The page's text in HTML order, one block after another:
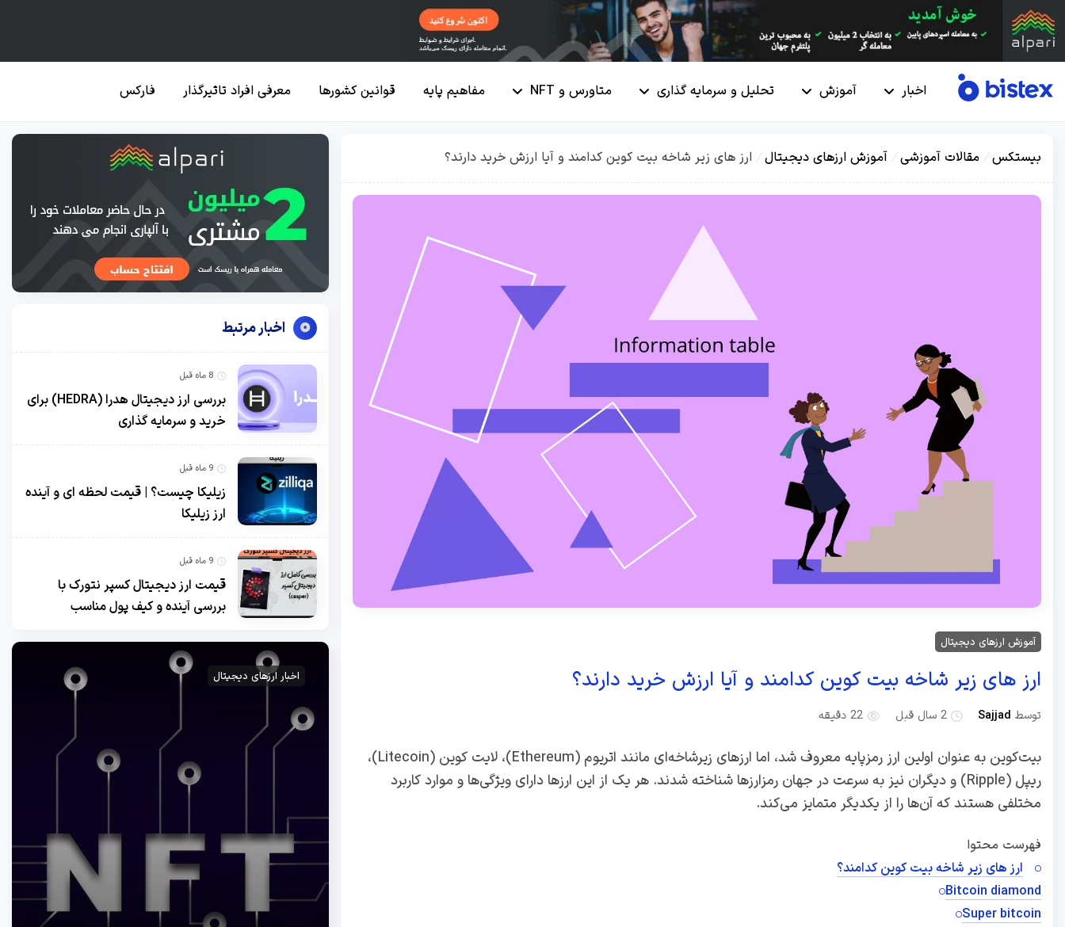
اخبار آموزش تحلیل و سرمایه گذاری متاورس و NFT مفاهیم پایه قوانین کشورها معرفی افراد تاثیرگذار فارکس
بیستکس مقالات آموزشی آموزش ارزهای دیجیتال ارز های زیر شاخه بیت کوین کدامند و آیا ارزش خرید دارند؟
آموزش ارزهای دیجیتال
ارز های زیر شاخه بیت کوین کدامند و آیا ارزش خرید دارند؟
توسط Sajjad 2 سال قبل 22 دقیقه
بیت‌کوین به عنوان اولین ارز رمزپایه معروف شد، اما ارزهای زیرشاخه‌ای مانند اتریوم (Ethereum)، لایت کوین (Litecoin)،
ریپل (Ripple) و دیگران نیز به سرعت در جهان رمزارزها شناخته شدند. هر یک از این ارزها دارای ویژگی‌ها و موارد کاربرد
مختلفی هستند که آن‌ها را از یکدیگر متمایز می‌کند.
فهرست محتوا
ارز های زیر شاخه بیت کوین کدامند؟
Bitcoin diamond
Super bitcoin
اخبار مرتبط
8 ماه قبل
بررسی ارز دیجیتال هدرا (HEDRA) برای
خرید و سرمایه گذاری
9 ماه قبل
زیلیکا چیست؟ | قیمت لحظه ای و آینده
ارز زیلیکا
9 ماه قبل
قیمت ارز دیجیتال کسپر نتورک با
بررسی آینده و کیف پول مناسب
اخبار ارزهای دیجیتال